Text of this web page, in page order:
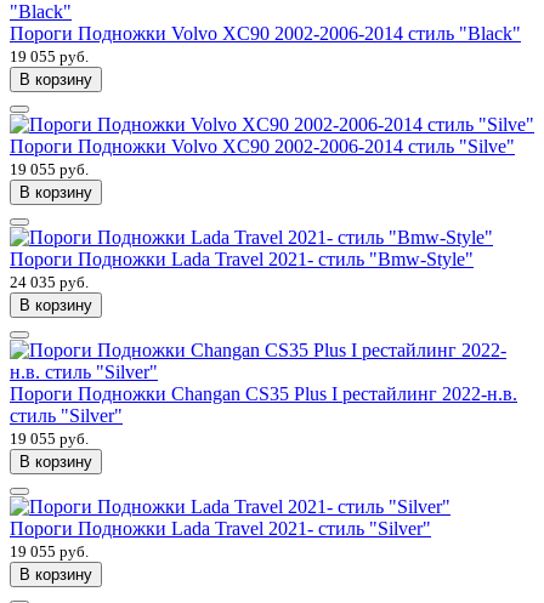
Пороги Подножки Volvo XC90 2002-2006-2014 стиль "Black"
19 055 руб.
В корзину
Пороги Подножки Volvo XC90 2002-2006-2014 стиль "Silve"
19 055 руб.
В корзину
Пороги Подножки Lada Travel 2021- стиль "Bmw-Style"
24 035 руб.
В корзину
Пороги Подножки Changan CS35 Plus I рестайлинг 2022-н.в.
стиль "Silver"
19 055 руб.
В корзину
Пороги Подножки Lada Travel 2021- стиль "Silver"
19 055 руб.
В корзину